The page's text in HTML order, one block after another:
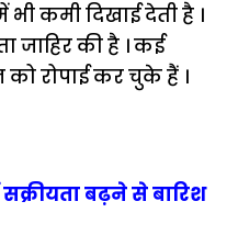
कमी दिखाई देती है ।
जाहिर की है । कई
रोपाई कर चुके हैं ।
बढ़ने से बारिश